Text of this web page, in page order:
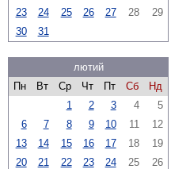
23
24 25 26 27 28
29
30
31
лютий
Пн
Вт Ср Чт Пт Сб
Нд
1
2 3 4
5
6
7 8 9 10 11
12
13
14 15 16 17 18
19
20
21 22 23 24 25
26